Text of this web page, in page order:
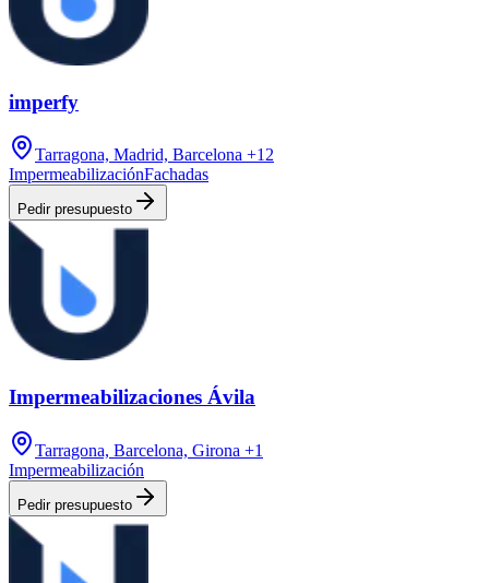
imperfy
Tarragona, Madrid, Barcelona +12
ImpermeabilizaciónFachadas
Pedir presupuesto
Impermeabilizaciones Ávila
Tarragona, Barcelona, Girona +1
Impermeabilización
Pedir presupuesto